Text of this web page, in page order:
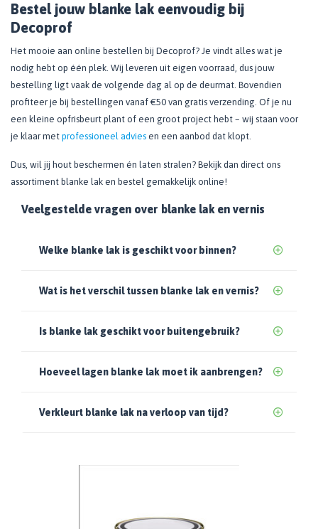
Bestel jouw blanke lak eenvoudig bij
Decoprof
Het mooie aan online bestellen bij Decoprof? Je vindt alles wat je
nodig hebt op één plek. Wij leveren uit eigen voorraad, dus jouw
bestelling ligt vaak de volgende dag al op de deurmat. Bovendien
profiteer je bij bestellingen vanaf €50 van gratis verzending. Of je nu
een kleine opfrisbeurt plant of een groot project hebt – wij staan voor
je klaar met professioneel advies en een aanbod dat klopt.
Dus, wil jij hout beschermen én laten stralen? Bekijk dan direct ons
assortiment blanke lak en bestel gemakkelijk online!
Veelgestelde vragen over blanke lak en vernis
Welke blanke lak is geschikt voor binnen?
Wat is het verschil tussen blanke lak en vernis?
Is blanke lak geschikt voor buitengebruik?
Hoeveel lagen blanke lak moet ik aanbrengen?
Verkleurt blanke lak na verloop van tijd?